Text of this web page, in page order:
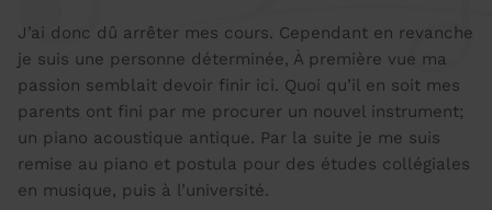
J’ai donc dû arrêter mes cours. Cependant en revanche
je suis une personne déterminée, À première vue ma
passion semblait devoir finir ici. Quoi qu’il en soit mes
parents ont fini par me procurer un nouvel instrument;
un piano acoustique antique. Par la suite je me suis
remise au piano et postula pour des études collégiales
en musique, puis à l’université.